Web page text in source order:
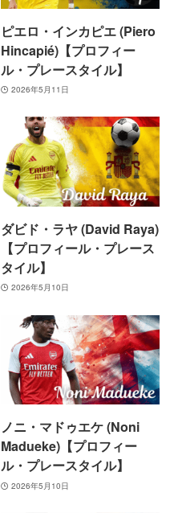
ピエロ・インカピエ (Piero
Hincapié)【プロフィー
ル・プレースタイル】
2026年5月11日
ダビド・ラヤ (David Raya)
【プロフィール・プレース
タイル】
2026年5月10日
ノニ・マドゥエケ (Noni
Madueke)【プロフィー
ル・プレースタイル】
2026年5月10日